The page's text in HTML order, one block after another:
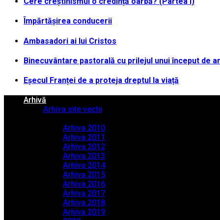
Împărtășirea conducerii
Ambasadori ai lui Cristos
Binecuvântare pastorală cu prilejul unui început de
Eșecul Franței de a proteja dreptul la viață
Arhivă
Arhiva site vechi
Arhiva 2010
Arhiva 2011
Arhiva 2012
Arhiva 2013
Arhiva 2014
Arhiva 2015
Arhiva 2016
Arhiva 2017
Arhiva 2018
Arhiva 2019